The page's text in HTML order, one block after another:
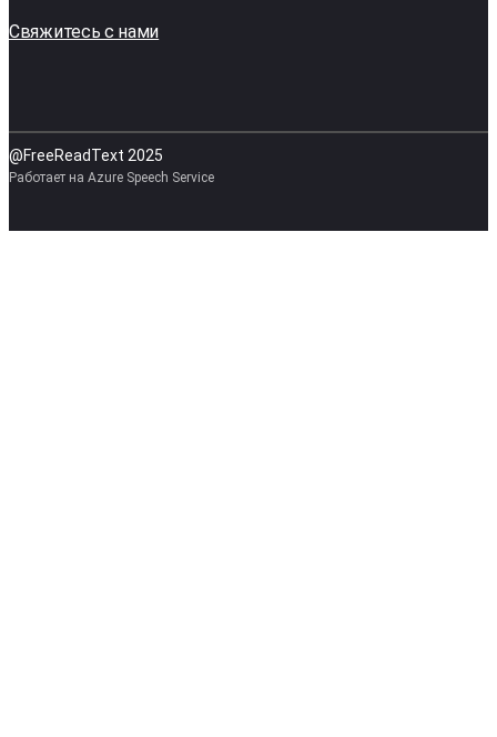
Свяжитесь с нами
@FreeReadText 2025
Работает на Azure Speech Service